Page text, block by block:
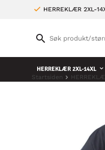
HERREKLÆR 2XL-
HERREKLÆR 2XL-14XL
Startsiden